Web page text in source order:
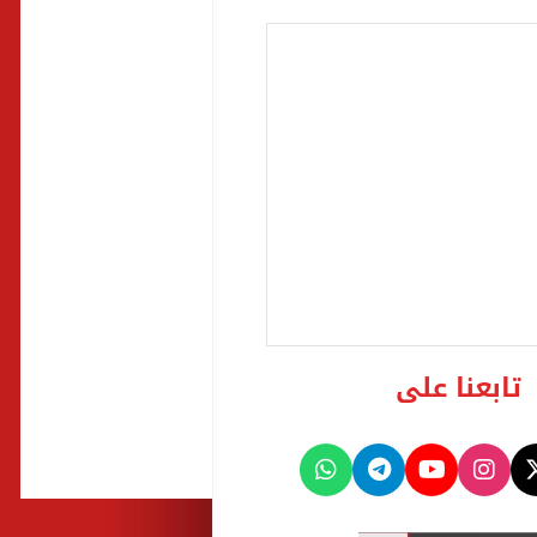
تابعنا على